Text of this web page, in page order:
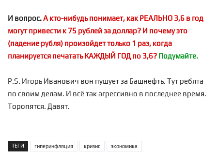
И вопрос.А кто-нибудь понимает, как РЕАЛЬНО 3,6 в год
могут привести к 75 рублей за доллар? И почему это
(падение рубля) произойдет только 1 раз, когда
планируется печатать КАЖДЫЙ ГОД по 3,6? Подумайте.
P.S. Игорь Иванович вон пушует за Башнефть. Тут ребята
по своим делам. И всё так агрессивно в последнее время.
Торопятся. Давят.
ТЕГИ гиперинфляция кризис экономика